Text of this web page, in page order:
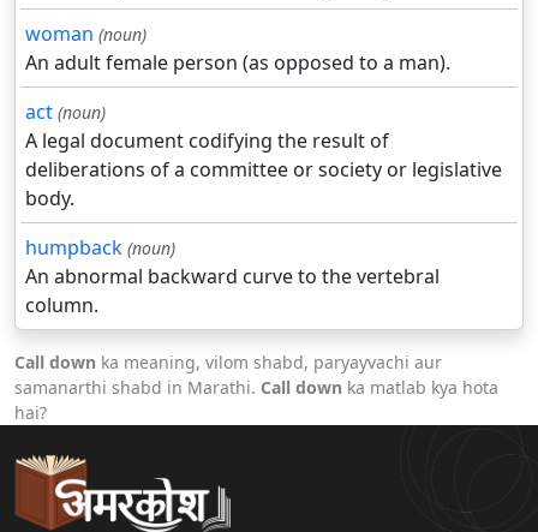
woman (noun)
An adult female person (as opposed to a man).
act (noun)
A legal document codifying the result of
deliberations of a committee or society or legislative
body.
humpback (noun)
An abnormal backward curve to the vertebral
column.
Call down ka meaning, vilom shabd, paryayvachi aur
samanarthi shabd in Marathi. Call down ka matlab kya hota
hai?